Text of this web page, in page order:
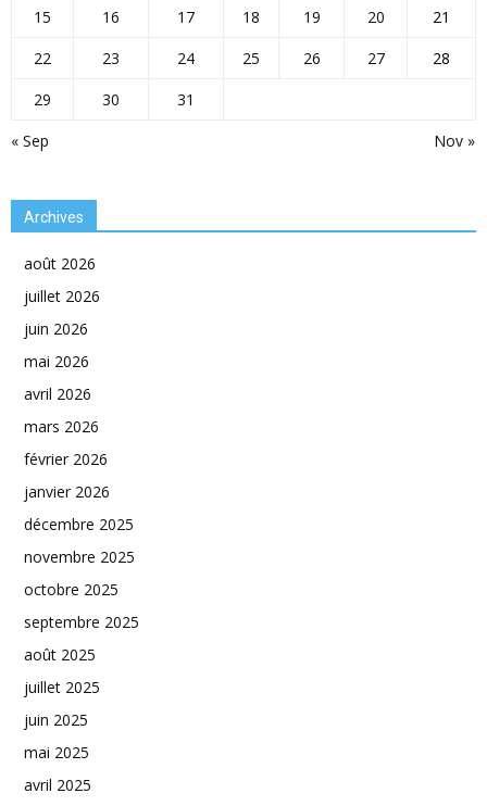
« Sep Nov »
15
16 17 18 19 20
21
22
23 24 25 26 27
28
29
30 31
Archives
août 2026
juillet 2026
juin 2026
mai 2026
avril 2026
mars 2026
février 2026
janvier 2026
décembre 2025
novembre 2025
octobre 2025
septembre 2025
août 2025
juillet 2025
juin 2025
mai 2025
avril 2025